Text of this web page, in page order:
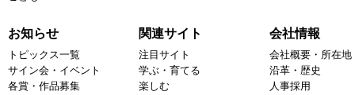
お知らせ
トピックス一覧
サイン会・イベント
各賞・作品募集
関連サイト
注目サイト
学ぶ・育てる
楽しむ
会社情報
会社概要・所在地
沿革・歴史
人事採用